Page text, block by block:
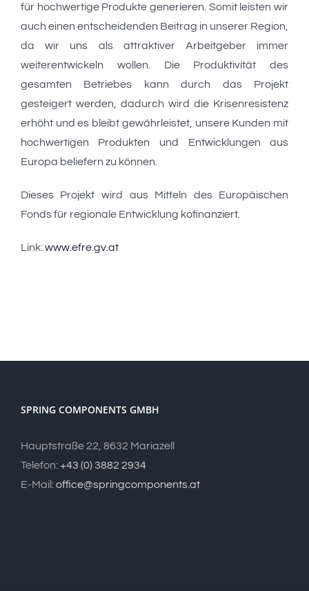
für hochwertige Produkte generieren. Somit leisten wir
auch einen entscheidenden Beitrag in unserer Region,
da wir uns als attraktiver Arbeitgeber immer
weiterentwickeln wollen. Die Produktivität des
gesamten Betriebes kann durch das Projekt
gesteigert werden, dadurch wird die Krisenresistenz
erhöht und es bleibt gewährleistet, unsere Kunden mit
hochwertigen Produkten und Entwicklungen aus
Europa beliefern zu können.
Dieses Projekt wird aus Mitteln des Europäischen
Fonds für regionale Entwicklung kofinanziert.
Link:www.efre.gv.at
SPRING COMPONENTS GMBH
Hauptstraße 22, 8632 Mariazell
Telefon:+43 (0) 3882 2934
E-Mail:office@springcomponents.at